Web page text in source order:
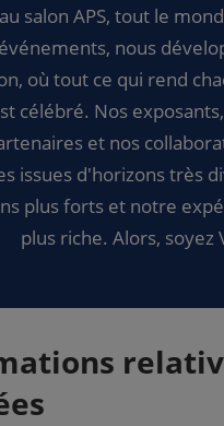
salon APS, tout le
nous
où tout ce qui rend
célébré. Nos
et nos
issues d'horizons très
plus forts et notre
plus riche. Alors, soyez